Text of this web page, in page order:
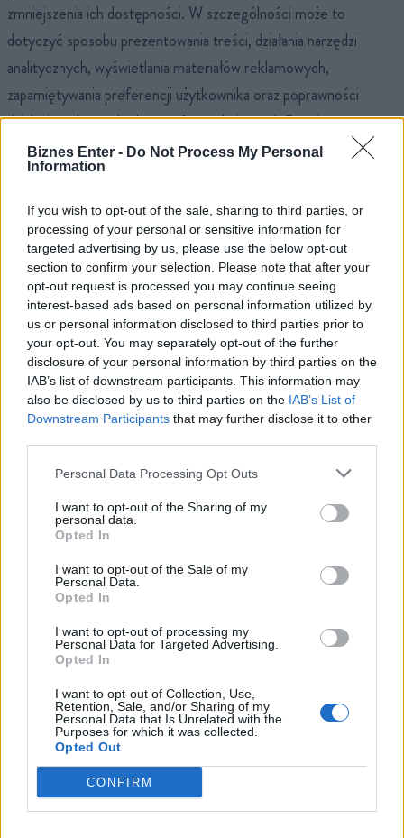
Biznes Enter - Do Not Process My Personal
Information
If you wish to opt-out of the sale, sharing to third parties, or
processing of your personal or sensitive information for
targeted advertising by us, please use the below opt-out
section to confirm your selection. Please note that after your
opt-out request is processed you may continue seeing
interest-based ads based on personal information utilized by
us or personal information disclosed to third parties prior to
your opt-out. You may separately opt-out of the further
disclosure of your personal information by third parties on the
IAB’s list of downstream participants. This information may
also be disclosed by us to third parties on the IAB’s List of
Downstream Participants that may further disclose it to other
Personal Data Processing Opt Outs
I want to opt-out of the Sharing of my
personal data.
Opted In
I want to opt-out of the Sale of my
Personal Data.
Opted In
I want to opt-out of processing my
Personal Data for Targeted Advertising.
Opted In
I want to opt-out of Collection, Use,
Retention, Sale, and/or Sharing of my
Personal Data that Is Unrelated with the
Purposes for which it was collected.
Opted Out
CONFIRM
zmniejszenia ich dostępności. W szczególności może to
dotyczyć sposobu prezentowania treści, działania narzędzi
analitycznych, wyświetlania materiałów reklamowych,
zapamiętywania preferencji użytkownika oraz poprawności
działania wybranych elementów technicznych Serwisu.
Jednocześnie brak zgody na stosowanie określonych kategorii
plików cookies nie uniemożliwia korzystania z Serwisu jako
całości. Administrator nie ponosi odpowiedzialności za
ewentualne ograniczenia funkcjonalne wynikające z
indywidualnych decyzji użytkownika dotyczących ustawień
plików cookies.
§9. Odbiorcy danych
Dane mogą zostać udostępnione uprawnionym organom
publicznym, o ile obowiązek taki wynika z przepisów prawa.
§10. Okres przetwarzania danych
Dane osobowe są przetwarzane przez okres niezbędny do
realizacji celów, dla których zostały zebrane, a po jego upływie
przez czas wymagany przepisami prawa lub do przedawnienia
możliwych roszczeń. Poniżej znajdują się przykładowe okresy dla
głównych celów:
Dane w celu wysyłki newslettera: Dane aktywnie
przetwarzane są do momentu cofnięcia zgody na ich
przetwarzanie w tym celu. Szczegółowe informacje
dotyczące okresu przechowywania danych po wycofaniu
zgody zawiera §14.4 niniejszej Polityki.
Dane z formularza „Współpraca”: przez okres
prowadzenia korespondencji, nie dłużej niż 3 lata od